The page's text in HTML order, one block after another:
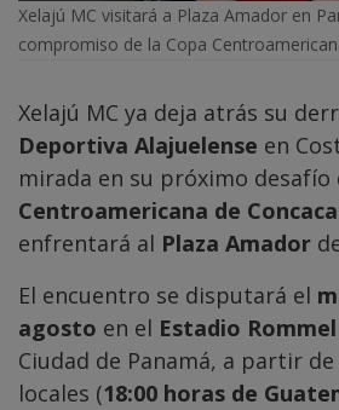
Xelajú MC visitará a Plaza Amador en
compromiso de la Copa
Xelajú MC ya deja atrás su
Deportiva Alajuelense en
mirada en su próximo desafío
Centroamericana de
enfrentará al Plaza Amador
El encuentro se disputará el
agosto en el Estadio
Ciudad de Panamá, a partir de
locales (18:00 horas de